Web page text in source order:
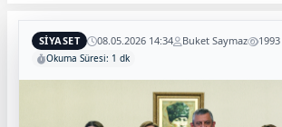
SİYASET 08.05.2026 14:34 Buket Saymaz
Okuma Süresi: 1 dk